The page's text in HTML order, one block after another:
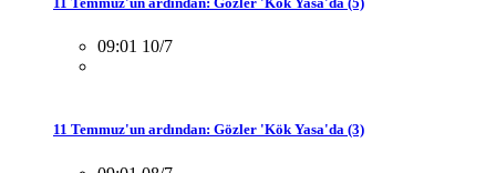
09:01 10/7
11 Temmuz'un ardından: Gözler 'Kök Yasa'da (3)